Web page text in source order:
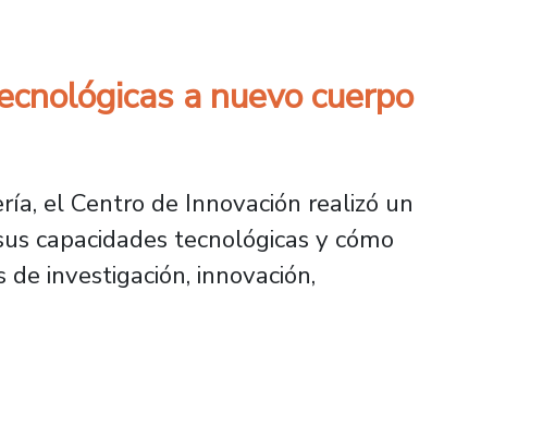
a nuevo cuerpo
el Centro de Innovación realizó un
capacidades tecnológicas y cómo
investigación, innovación,
a nuevo cuerpo académico